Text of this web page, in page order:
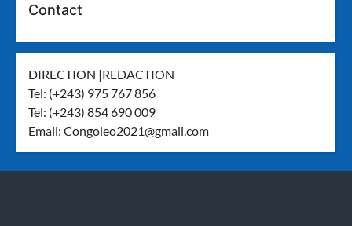
Contact
DIRECTION |REDACTION
Tel: (+243) 975 767 856
Tel: (+243) 854 690 009
Email:Congoleo2021@gmail.com